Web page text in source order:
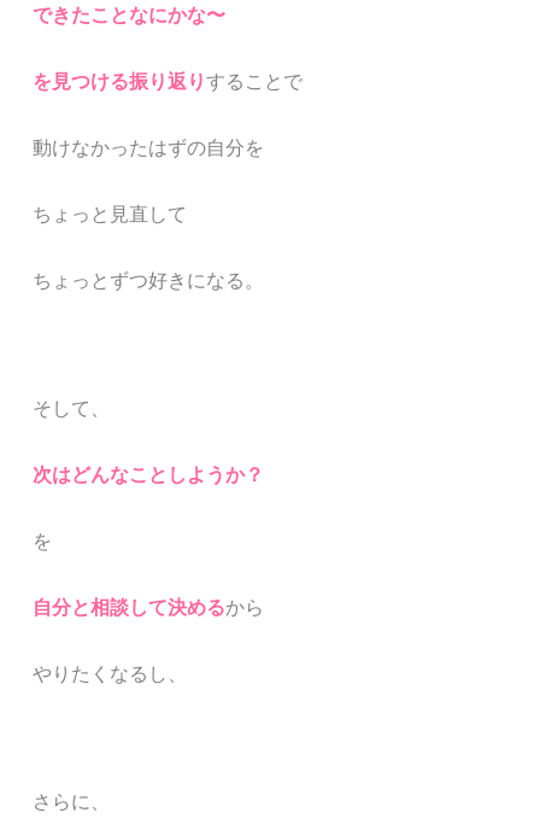
できたことなにかな〜
を見つける振り返りすることで
動けなかったはずの自分を
ちょっと見直して
ちょっとずつ好きになる。
そして、
次はどんなことしようか？
を
自分と相談して決めるから
やりたくなるし、
さらに、